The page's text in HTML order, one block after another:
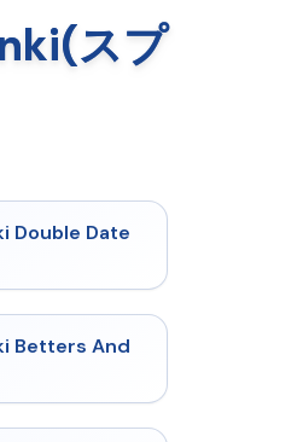
スプ
★ 4.5
Double Date
★ 4.6
Betters And